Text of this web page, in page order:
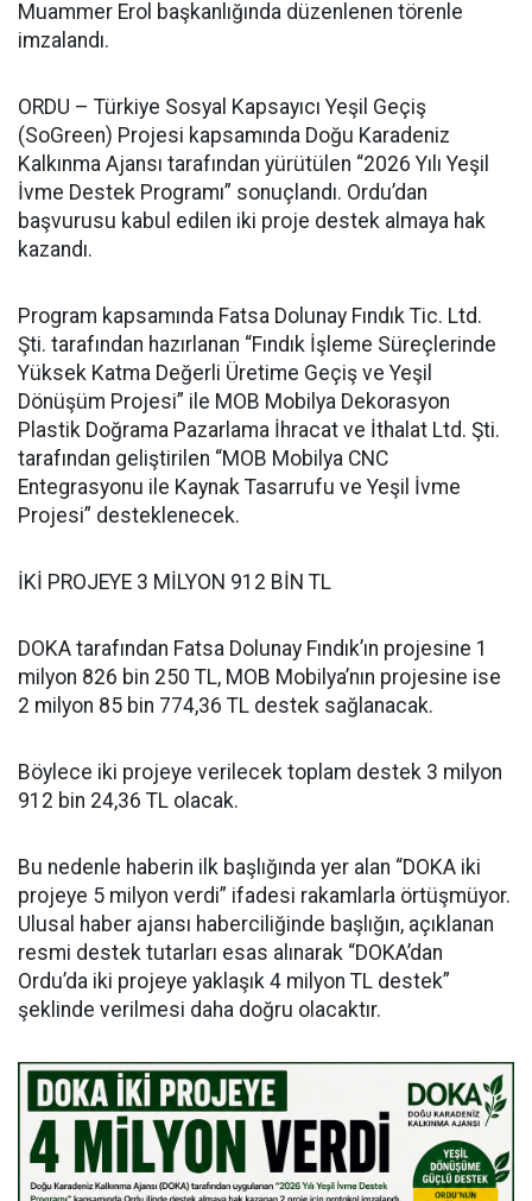
Muammer Erol başkanlığında düzenlenen törenle
imzalandı.
ORDU – Türkiye Sosyal Kapsayıcı Yeşil Geçiş
(SoGreen) Projesi kapsamında Doğu Karadeniz
Kalkınma Ajansı tarafından yürütülen “2026 Yılı Yeşil
İvme Destek Programı” sonuçlandı. Ordu’dan
başvurusu kabul edilen iki proje destek almaya hak
kazandı.
Program kapsamında Fatsa Dolunay Fındık Tic. Ltd.
Şti. tarafından hazırlanan “Fındık İşleme Süreçlerinde
Yüksek Katma Değerli Üretime Geçiş ve Yeşil
Dönüşüm Projesi” ile MOB Mobilya Dekorasyon
Plastik Doğrama Pazarlama İhracat ve İthalat Ltd. Şti.
tarafından geliştirilen “MOB Mobilya CNC
Entegrasyonu ile Kaynak Tasarrufu ve Yeşil İvme
Projesi” desteklenecek.
İKİ PROJEYE 3 MİLYON 912 BİN TL
DOKA tarafından Fatsa Dolunay Fındık’ın projesine 1
milyon 826 bin 250 TL, MOB Mobilya’nın projesine ise
2 milyon 85 bin 774,36 TL destek sağlanacak.
Böylece iki projeye verilecek toplam destek 3 milyon
912 bin 24,36 TL olacak.
Bu nedenle haberin ilk başlığında yer alan “DOKA iki
projeye 5 milyon verdi” ifadesi rakamlarla örtüşmüyor.
Ulusal haber ajansı haberciliğinde başlığın, açıklanan
resmi destek tutarları esas alınarak “DOKA’dan
Ordu’da iki projeye yaklaşık 4 milyon TL destek”
şeklinde verilmesi daha doğru olacaktır.